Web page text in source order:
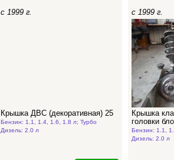
с 1999 г.
Крышка ДВС (декоративная) 25
Бензин: 1.1, 1.4, 1.6, 1.8 л; Турбо
Дизель: 2.0 л
с 1999 г.
Крышка
головки
Бензин: 1.1,
Дизель: 2.0 л